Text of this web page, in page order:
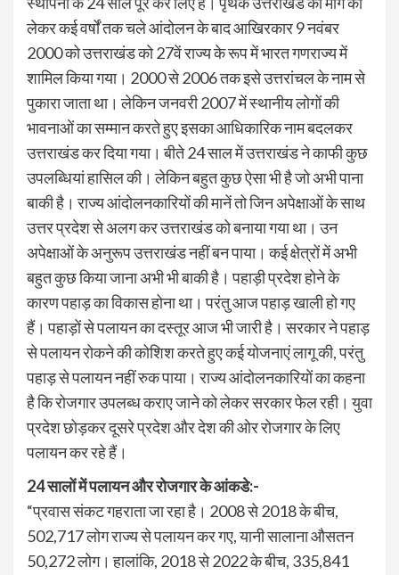
लेकर कई वर्षों तक चले आंदोलन के बाद आखिरकार 9 नवंबर
2000 को उत्तराखंड को 27वें राज्य के रूप में भारत गणराज्य में
शामिल किया गया। 2000 से 2006 तक इसे उत्तरांचल के नाम से
पुकारा जाता था। लेकिन जनवरी 2007 में स्थानीय लोगों की
भावनाओं का सम्मान करते हुए इसका आधिकारिक नाम बदलकर
उत्तराखंड कर दिया गया। बीते 24 साल में उत्तराखंड ने काफी कुछ
उपलब्धियां हासिल की। लेकिन बहुत कुछ ऐसा भी है जो अभी पाना
बाकी है। राज्य आंदोलनकारियों की मानें तो जिन अपेक्षाओं के साथ
उत्तर प्रदेश से अलग कर उत्तराखंड को बनाया गया था। उन
अपेक्षाओं के अनुरूप उत्तराखंड नहीं बन पाया। कई क्षेत्रों में अभी
बहुत कुछ किया जाना अभी भी बाकी है। पहाड़ी प्रदेश होने के
कारण पहाड़ का विकास होना था। परंतु आज पहाड़ खाली हो गए
हैं। पहाड़ों से पलायन का दस्तूर आज भी जारी है। सरकार ने पहाड़
से पलायन रोकने की कोशिश करते हुए कई योजनाएं लागू की, परंतु
पहाड़ से पलायन नहीं रुक पाया। राज्य आंदोलनकारियों का कहना
है कि रोजगार उपलब्ध कराए जाने को लेकर सरकार फेल रही। युवा
प्रदेश छोड़कर दूसरे प्रदेश और देश की ओर रोजगार के लिए
पलायन कर रहे हैं।
24 सालों में पलायन और रोजगार के आंकडे:-
“प्रवास संकट गहराता जा रहा है। 2008 से 2018 के बीच,
502,717 लोग राज्य से पलायन कर गए, यानी सालाना औसतन
50,272 लोग। हालांकि, 2018 से 2022 के बीच, 335,841